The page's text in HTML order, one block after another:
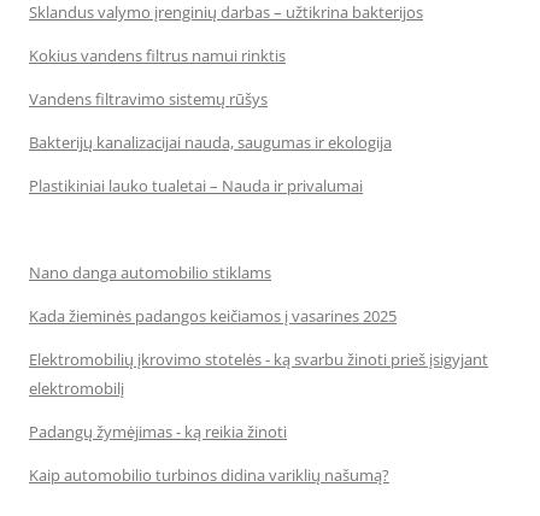
Sklandus valymo įrenginių darbas – užtikrina bakterijos
Kokius vandens filtrus namui rinktis
Vandens filtravimo sistemų rūšys
Bakterijų kanalizacijai nauda, saugumas ir ekologija
Plastikiniai lauko tualetai – Nauda ir privalumai
Nano danga automobilio stiklams
Kada žieminės padangos keičiamos į vasarines 2025
Elektromobilių įkrovimo stotelės - ką svarbu žinoti prieš įsigyjant
elektromobilį
Padangų žymėjimas - ką reikia žinoti
Kaip automobilio turbinos didina variklių našumą?